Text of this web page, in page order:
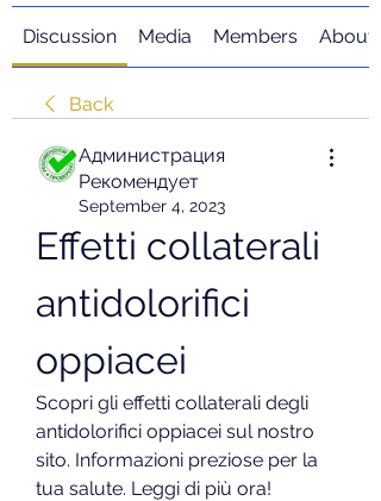
Discussion Media Members About
Back
Администрация
Рекомендует
September 4, 2023
Effetti collaterali
antidolorifici
oppiacei
Scopri gli effetti collaterali degli
antidolorifici oppiacei sul nostro
sito. Informazioni preziose per la
tua salute. Leggi di più ora!